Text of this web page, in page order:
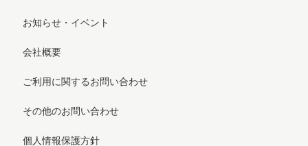
お知らせ・イベント
会社概要
ご利用に関するお問い合わせ
その他のお問い合わせ
個人情報保護方針